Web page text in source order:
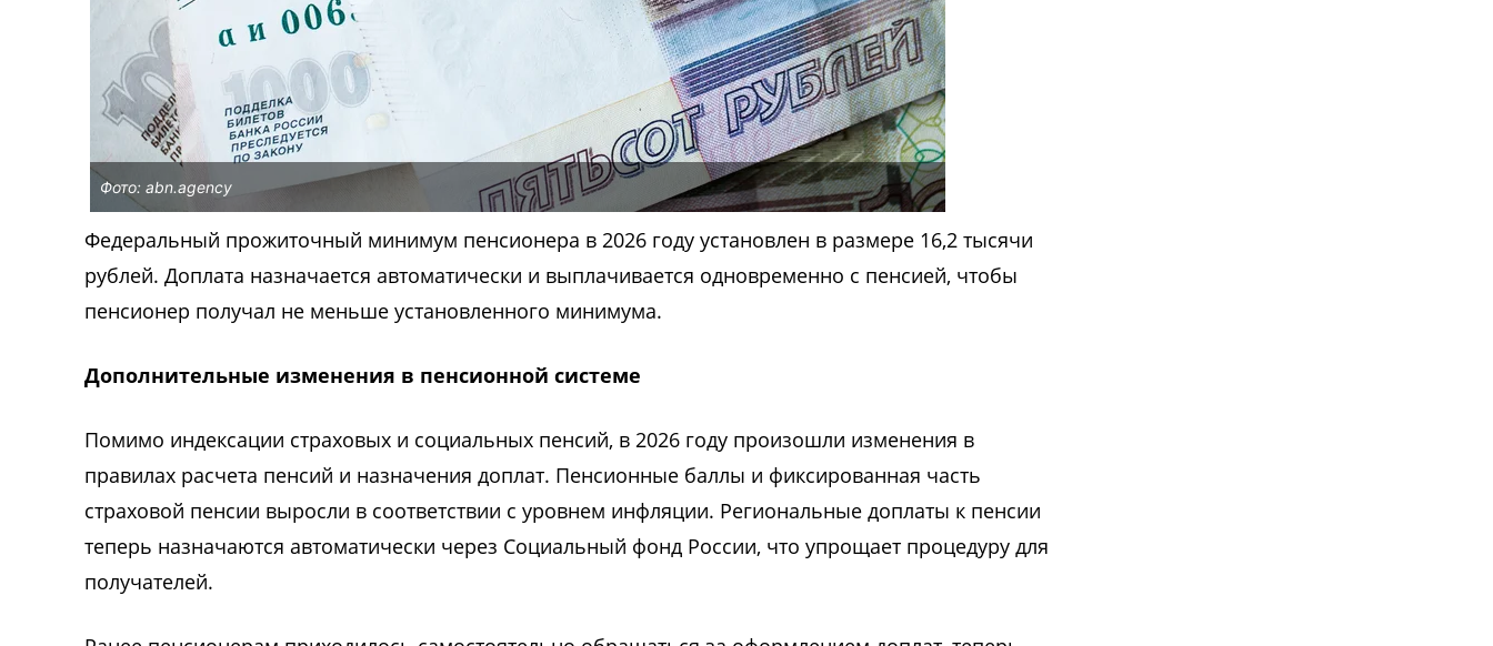
Фото: abn.agency
Федеральный прожиточный минимум пенсионера в 2026 году установлен в размере 16,2 тысячи
рублей. Доплата назначается автоматически и выплачивается одновременно с пенсией, чтобы
пенсионер получал не меньше установленного минимума.
Дополнительные изменения в пенсионной системе
Помимо индексации страховых и социальных пенсий, в 2026 году произошли изменения в
правилах расчета пенсий и назначения доплат. Пенсионные баллы и фиксированная часть
страховой пенсии выросли в соответствии с уровнем инфляции. Региональные доплаты к пенсии
теперь назначаются автоматически через Социальный фонд России, что упрощает процедуру для
получателей.